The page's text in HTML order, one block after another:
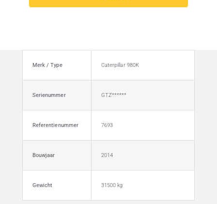
Merk / Type Caterpillar 980K
Serienummer GTZ******
Referentienummer 7693
Bouwjaar 2014
Gewicht 31500 kg